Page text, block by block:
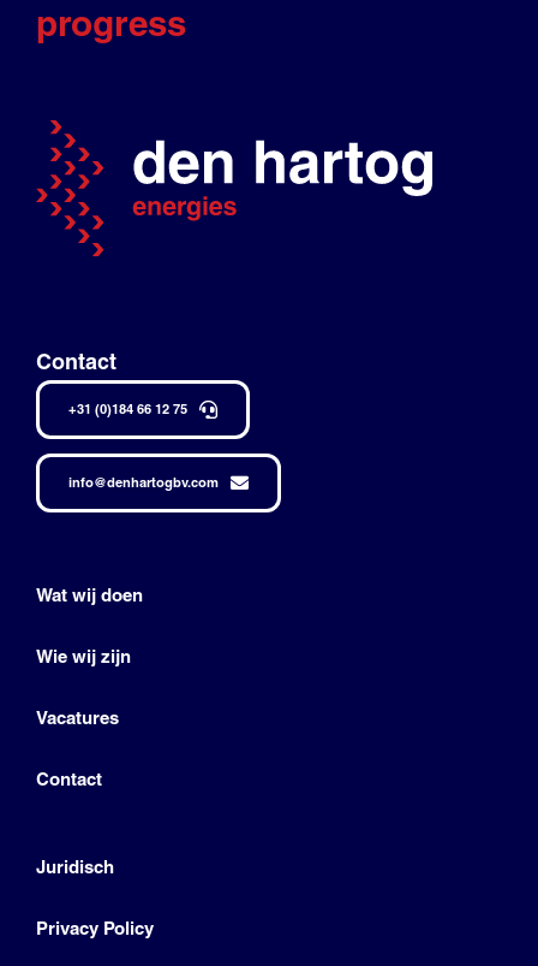
progress
Contact
+31 (0)184 66 12 75
info@denhartogbv.com
Wat wij doen
Wie wij zijn
Vacatures
Contact
Juridisch
Privacy Policy